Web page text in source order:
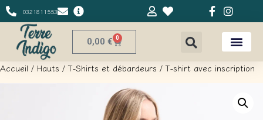
0321811553
0,00 € 0
Accueil / Hauts /T-Shirts et débardeurs / T-shirt avec inscription